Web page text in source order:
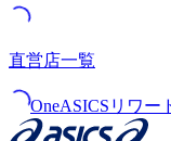
直営店一覧
OneASICSリワー